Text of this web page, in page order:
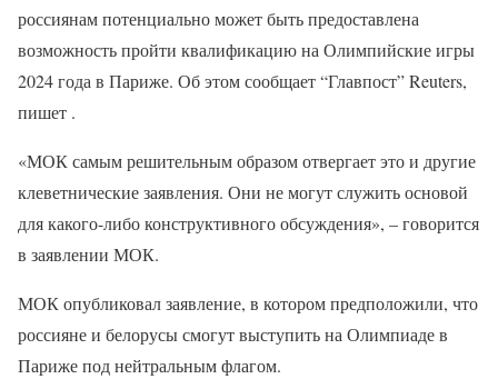
россиянам потенциально может быть предоставлена
возможность пройти квалификацию на Олимпийские игры
2024 года в Париже. Об этом сообщает “Главпост” Reuters,
пишет .
«МОК самым решительным образом отвергает это и другие
клеветнические заявления. Они не могут служить основой
для какого-либо конструктивного обсуждения», – говорится
в заявлении МОК.
МОК опубликовал заявление, в котором предположили, что
россияне и белорусы смогут выступить на Олимпиаде в
Париже под нейтральным флагом.